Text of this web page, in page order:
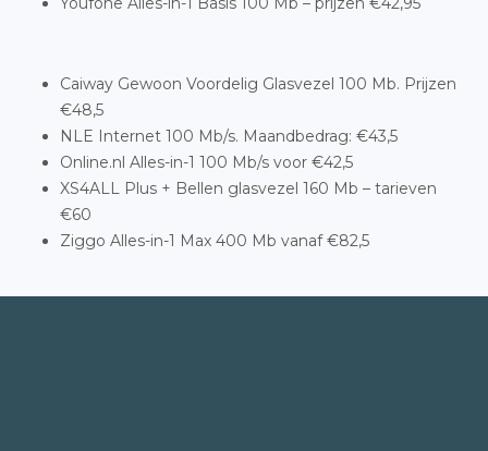
Caiway Gewoon Voordelig Glasvezel 100 Mb. Prijzen
€48,5
NLE Internet 100 Mb/s. Maandbedrag: €43,5
Online.nl Alles-in-1 100 Mb/s voor €42,5
XS4ALL Plus + Bellen glasvezel 160 Mb – tarieven
€60
Ziggo Alles-in-1 Max 400 Mb vanaf €82,5